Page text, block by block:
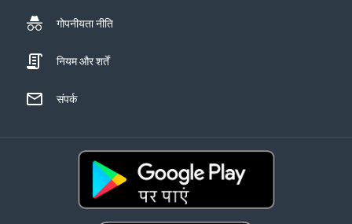
गोपनीयता नीति
नियम और शर्तें
संपर्क